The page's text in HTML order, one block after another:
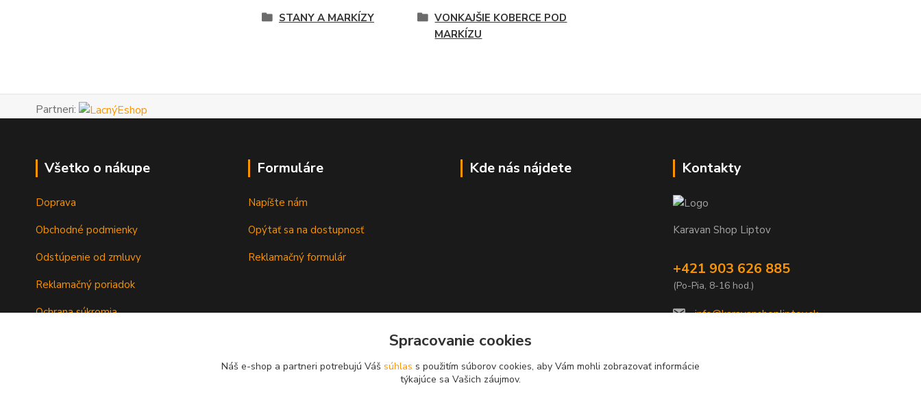
STANY A MARKÍZY
VONKAJŠIE KOBERCE POD
MARKÍZU
Partneri:
Všetko o nákupe
Doprava
Obchodné podmienky
Odstúpenie od zmluvy
Reklamačný poriadok
Ochrana súkromia
Formuláre
Napíšte nám
Opýtať sa na dostupnosť
Reklamačný formulár
Kde nás nájdete Kontakty
Karavan Shop Liptov
+421 903 626 885
(Po-Pia, 8-16 hod.)
info@karavanshopliptov.sk
Spracovanie cookies
Náš e-shop a partneri potrebujú Váš súhlas s použitím súborov cookies, aby Vám mohli zobrazovať informácie
týkajúce sa Vašich záujmov.